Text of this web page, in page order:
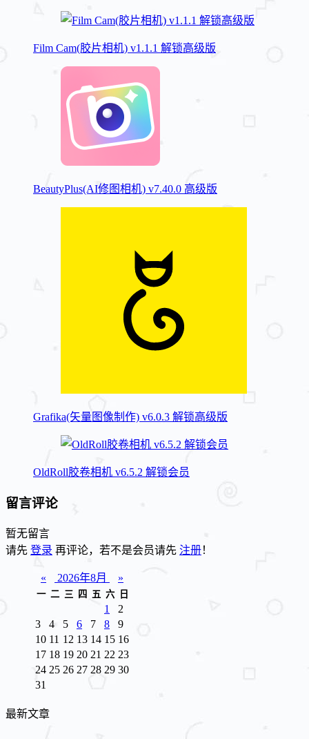
Film Cam(胶片相机) v1.1.1 解锁高级版
BeautyPlus(AI修图相机) v7.40.0 高级版
Grafika(矢量图像制作) v6.0.3 解锁高级版
OldRoll胶卷相机 v6.5.2 解锁会员
留言评论
暂无留言
请先 登录 再评论，若不是会员请先 注册！
« 2026年8月 »
一 二 三 四 五 六 日
1
2
3
4 5 6 7 8
9
10 11 12 13 14 15 16
17 18 19 20 21 22 23
24 25 26 27 28 29 30
31
最新文章